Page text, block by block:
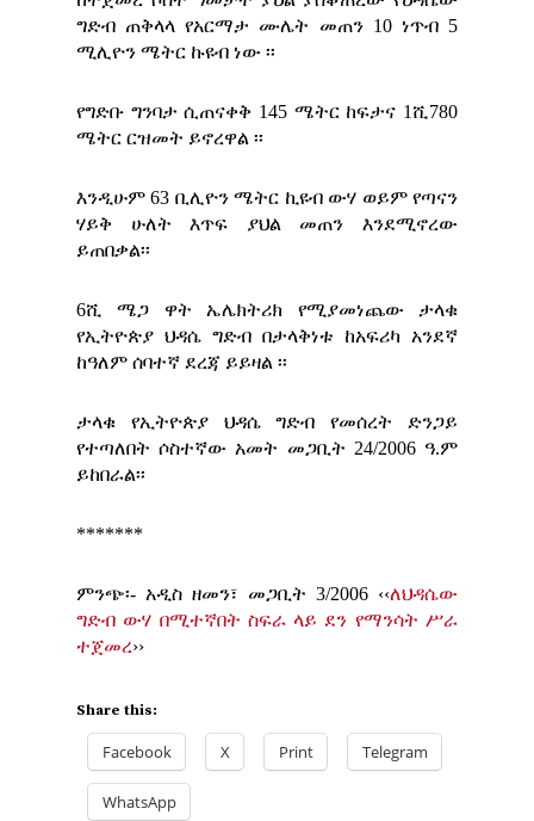
ግድብ ጠቅላላ የአርማታ ሙሌት መጠን 10 ነጥብ 5
ሚሊዮን ሜትር ኩዩብ ነው ፡፡
የግድቡ ግንባታ ሲጠናቀቅ 145 ሜትር ከፍታና 1ሺ780
ሜትር ርዝመት ይኖረዋል ፡፡
እንዲሁም 63 ቢሊዮን ሜትር ኪዩብ ውሃ ወይም የጣናን
ሃይቅ ሁለት እጥፍ ያህል መጠን እንደሚኖረው
ይጠበቃል፡፡
6ሺ ሜጋ ዋት ኤሌክትሪክ የሚያመነጨው ታላቁ
የኢትዮጵያ ህዳሴ ግድብ በታላቅነቱ ከአፍሪካ አንደኛ
ከዓለም ሰባተኛ ደረጃ ይይዛል ፡፡
ታላቁ የኢትዮጵያ ህዳሴ ግድብ የመሰረት ድንጋይ
የተጣለበት ሶስተኛው አመት መጋቢት 24/2006 ዓ.ም
ይከበራል፡፡
*******
ምንጭ፡- አዲስ ዘመን፣ መጋቢት 3/2006 ‹‹ለህዳሴው
ግድብ ውሃ በሚተኛበት ስፍራ ላይ ደን የማንሳት ሥራ
ተጀመረ››
Share this:
Facebook X Print Telegram
WhatsApp